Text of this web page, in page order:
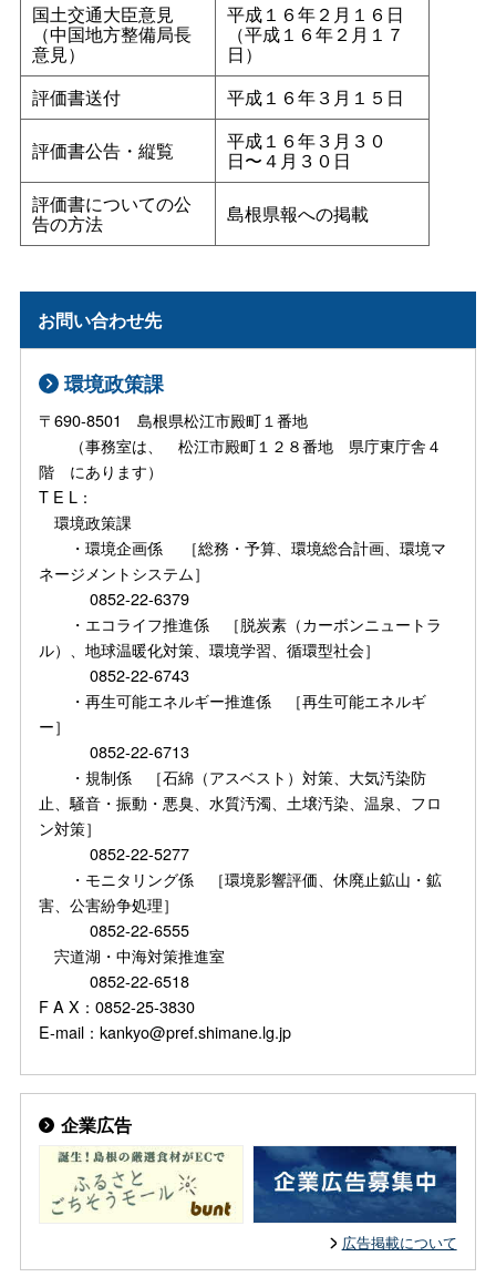
国土交通大臣意見
（中国地方整備局長
意見）
平成１６年２月１６日
（平成１６年２月１７
日）
評価書送付
平成１６年３月１５日
評価書公告・縦覧 平成１６年３月３０
日〜４月３０日
評価書についての公
告の方法 島根県報への掲載
お問い合わせ先
環境政策課
〒690-8501 島根県松江市殿町１番地
（事務室は、 松江市殿町１２８番地 県庁東庁舎４
階 にあります）
T E L：
環境政策課
・環境企画係 ［総務・予算、環境総合計画、環境マ
ネージメントシステム］
0852-22-6379
・エコライフ推進係 ［脱炭素（カーボンニュートラ
ル）、地球温暖化対策、環境学習、循環型社会］
0852-22-6743
・再生可能エネルギー推進係 ［再生可能エネルギ
ー］
0852-22-6713
・規制係 ［石綿（アスベスト）対策、大気汚染防
止、騒音・振動・悪臭、水質汚濁、土壌汚染、温泉、フロ
ン対策］
0852-22-5277
・モニタリング係 ［環境影響評価、休廃止鉱山・鉱
害、公害紛争処理］
0852-22-6555
宍道湖・中海対策推進室
0852-22-6518
F A X：0852-25-3830
E-mail：kankyo@pref.shimane.lg.jp
企業広告
広告掲載について